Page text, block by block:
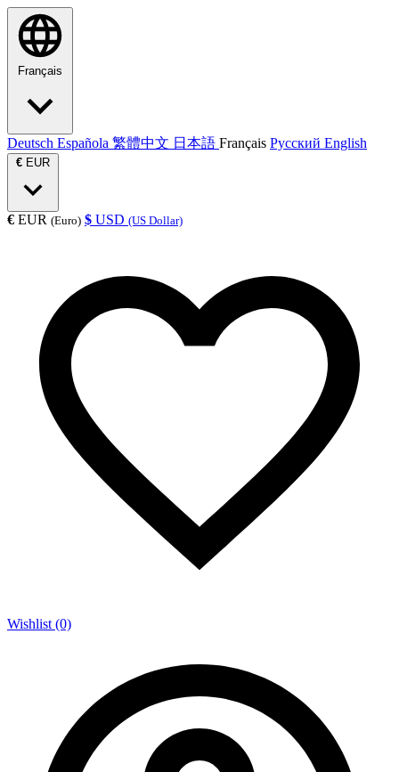
Français
Deutsch Española 繁體中文 日本語 Français Русский English
€ EUR
€ EUR (Euro) $ USD (US Dollar)
Wishlist (0)